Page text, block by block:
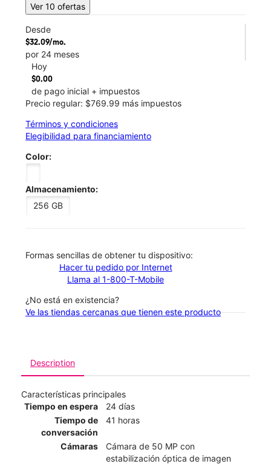
Ver 10 ofertas
Desde
$32.09/mo.
por 24 meses
Hoy
$0.00
de pago inicial + impuestos
Precio regular: $769.99 más impuestos
Términos y condiciones
Elegibilidad para financiamiento
Color:
Almacenamiento:
256 GB
​​​​​​​Formas sencillas de obtener tu dispositivo:
Hacer tu pedido por Internet
Llama al 1-800-T-Mobile
¿No está en existencia?
Ve las tiendas cercanas que tienen este producto
Description
Características principales
Tiempo en espera
24 días
Tiempo de
conversación
41 horas
Cámaras
Cámara de 50 MP con
estabilización óptica de imagen